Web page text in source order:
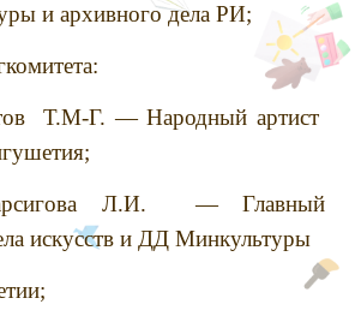
и архивного дела РИ;
Т.М-Г. — Народный артист
Л.И. — Главный
искусств и ДД Минкультуры